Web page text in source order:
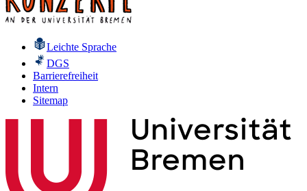
Leichte Sprache
DGS
Barrierefreiheit
Intern
Sitemap